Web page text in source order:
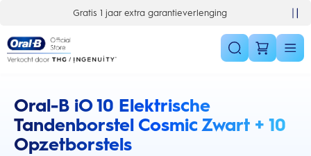
garantieverlenging
Oral-B iO 10 Elektrische
Tandenborstel Cosmic Zwart + 10
Opzetborstels
this action will scroll you to the reviews section